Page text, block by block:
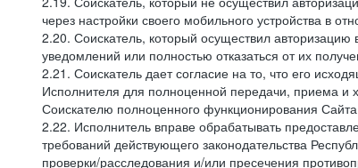
через настройки своего мобильного устройства в
2.20. Соискатель, который осуществил
уведомлений или полностью отказаться от их
2.21. Соискатель дает согласие на то, что его
Исполнителя для полноценной передачи, приема и
Соискателю полноценного функционирования
2.22. Исполнитель вправе обрабатывать
требований действующего законодательства
проверки/расследования и/или пресечения